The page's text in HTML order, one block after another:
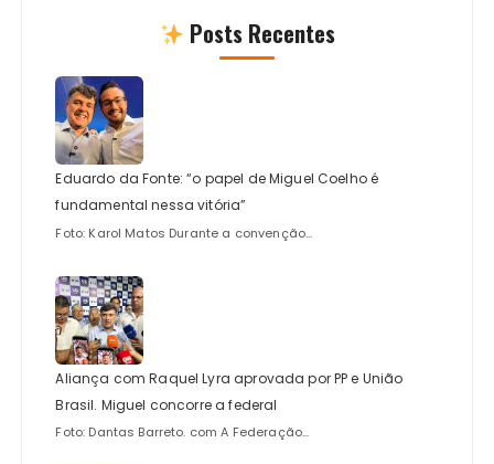
Posts Recentes
Eduardo da Fonte: “o papel de Miguel Coelho é
fundamental nessa vitória”
Foto: Karol Matos Durante a convenção...
Aliança com Raquel Lyra aprovada por PP e União
Brasil. Miguel concorre a federal
Foto: Dantas Barreto. com A Federação...